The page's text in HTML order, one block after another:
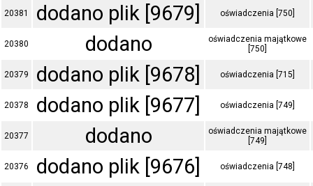
20381 dodano plik [9679] oświadczenia [750]
20380 dodano
oświadczenia majątkowe
[750]
20379 dodano plik [9678] oświadczenia [715]
20378 dodano plik [9677] oświadczenia [749]
20377 dodano
oświadczenia majątkowe
[749]
20376 dodano plik [9676] oświadczenia [748]